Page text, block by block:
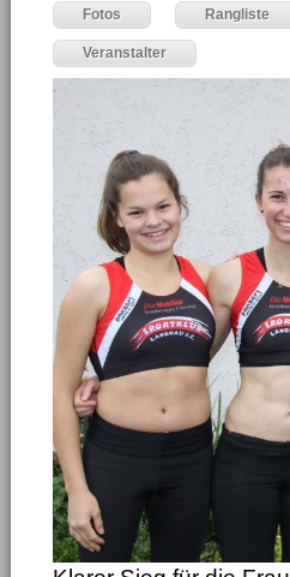
Fotos Rangliste
Veranstalter